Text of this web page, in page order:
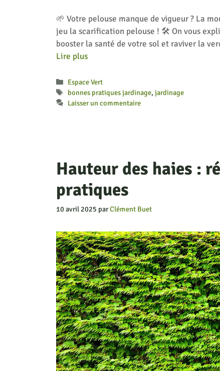
🌱 Votre pelouse manque de vigueur ? La
jeu la scarification pelouse ! 🛠️ On vous
booster la santé de votre sol et raviver la
Lire plus
Catégories
Espace Vert
Étiquettes
bonnes pratiques jardinage,jardinage
Laisser un commentaire
Hauteur des haies :
pratiques
10 avril 2025 parClément Buet